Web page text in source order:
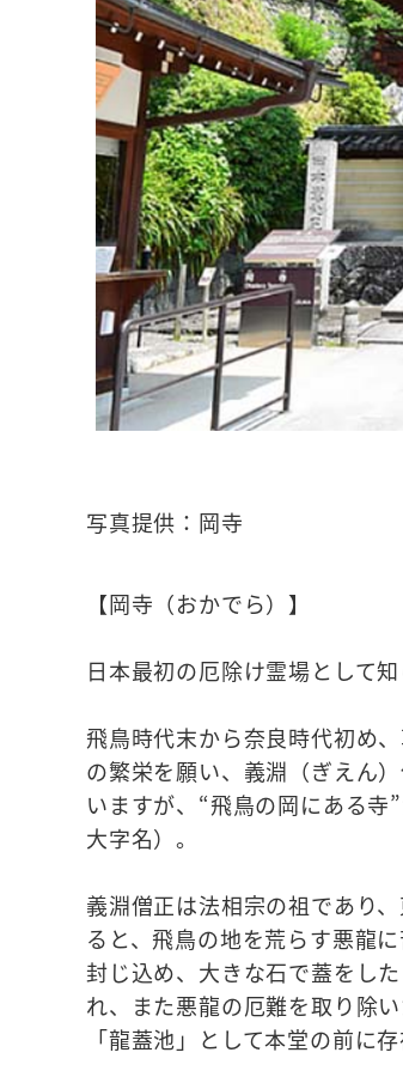
写真提供：岡寺
【岡寺（おかでら）】
日本最初の厄除け霊場として
飛鳥時代末から奈良時代初め
の繁栄を願い、義淵（ぎえん
いますが、“飛鳥の岡にある
大字名）。
義淵僧正は法相宗の祖であり
ると、飛鳥の地を荒らす悪龍
封じ込め、大きな石で蓋をし
れ、また悪龍の厄難を取り除
「龍蓋池」として本堂の前に存